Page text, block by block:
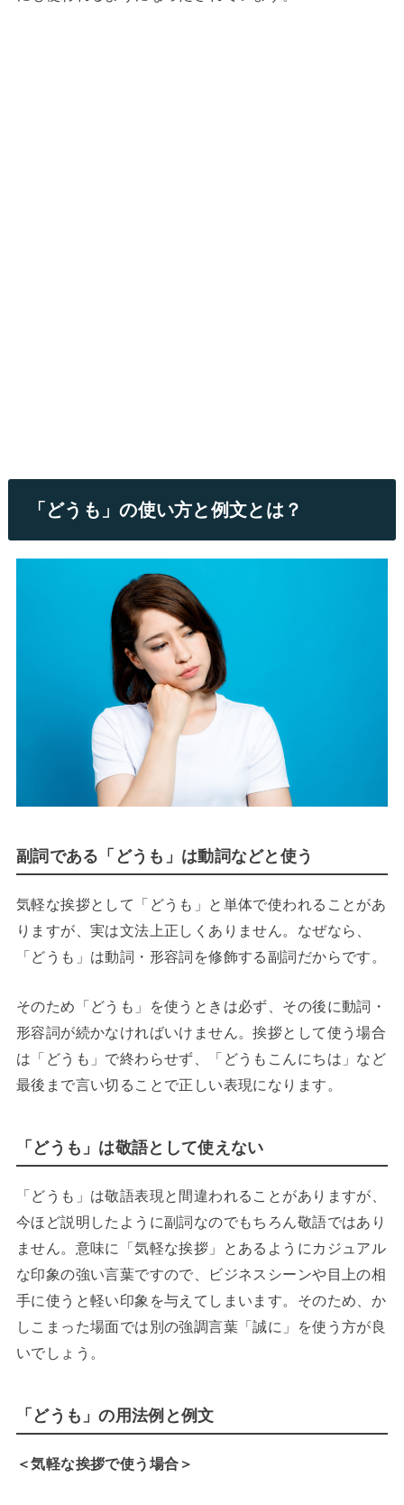
「どうも」の使い方と例文とは？
副詞である「どうも」は動詞などと使う
気軽な挨拶として「どうも」と単体で使われることがあ
りますが、実は文法上正しくありません。なぜなら、
「どうも」は動詞・形容詞を修飾する副詞だからです。
そのため「どうも」を使うときは必ず、その後に動詞・
形容詞が続かなければいけません。挨拶として使う場合
は「どうも」で終わらせず、「どうもこんにちは」など
最後まで言い切ることで正しい表現になります。
「どうも」は敬語として使えない
「どうも」は敬語表現と間違われることがありますが、
今ほど説明したように副詞なのでもちろん敬語ではあり
ません。意味に「気軽な挨拶」とあるようにカジュアル
な印象の強い言葉ですので、ビジネスシーンや目上の相
手に使うと軽い印象を与えてしまいます。そのため、か
しこまった場面では別の強調言葉「誠に」を使う方が良
いでしょう。
「どうも」の用法例と例文
＜気軽な挨拶で使う場合＞